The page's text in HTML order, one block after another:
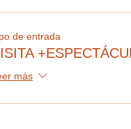
de entrada
más